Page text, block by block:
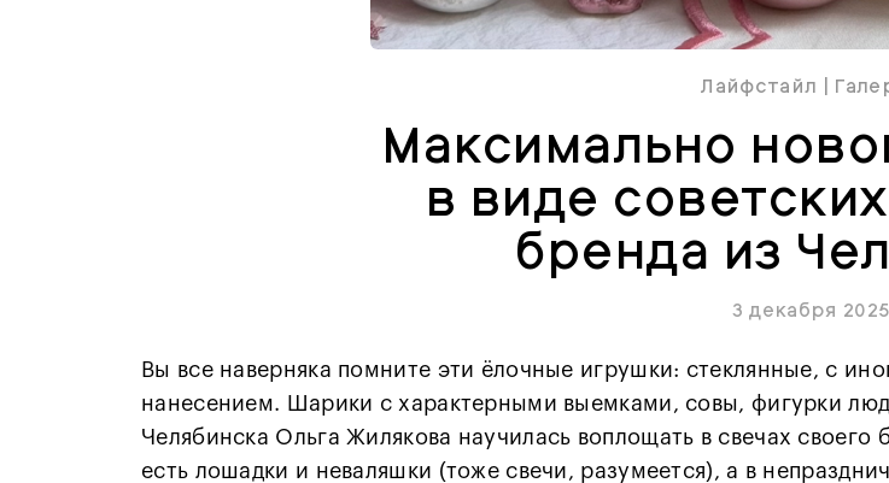
Лайфстайл |
Максимально
в виде
бренда из
3 декабря 2025
Вы все наверняка помните эти ёлочные игрушки: стеклянные, с
нанесением. Шарики с характерными выемками, совы, фигурки
Челябинска Ольга Жилякова научилась воплощать в свечах своего
есть лошадки и неваляшки (тоже свечи, разумеется), а в